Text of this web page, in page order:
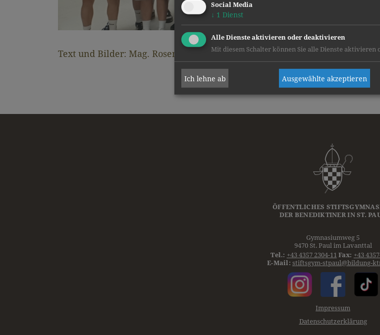
Text und Bilder: Mag. Rosemarie Pollanz
ÖFFENTLICHES
DER BENEDIKTINERIN ST.
Gymnasiumweg 5
9470 St. Paul im Lavanttal
Tel.: +43 4357 2304-11 Fax: +43
E-Mail: stiftsgym-stpaul@bildung-
Impressum
Datenschutzerklärung
Social Media
↓ 1 Dienst
Alle Dienste aktivieren oder deaktivieren
Mit diesem Schalter können Sie alle Dienste aktivieren
Ich lehne ab Ausgewählte akzeptieren